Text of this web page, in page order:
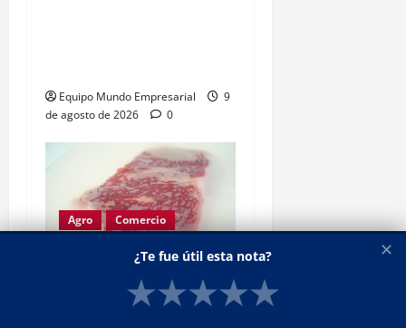
Equipo Mundo Empresarial
9
de agosto de 2026
0
Agro
Comercio
Films compostables para
✕
¿Te fue útil esta nota?
★★★★★